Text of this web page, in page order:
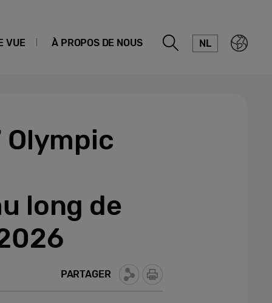
VUE À PROPOS DE NOUS NL
Olympic
long de
PARTAGER